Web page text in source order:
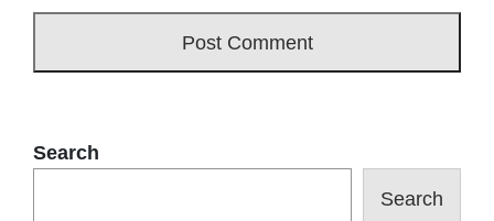
Search
Search